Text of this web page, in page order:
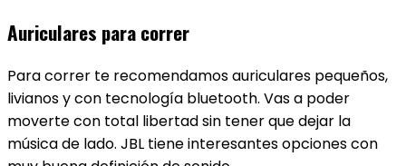
Auriculares para correr
Para correr te recomendamos auriculares pequeños,
livianos y con tecnología bluetooth. Vas a poder
moverte con total libertad sin tener que dejar la
música de lado. JBL tiene interesantes opciones con